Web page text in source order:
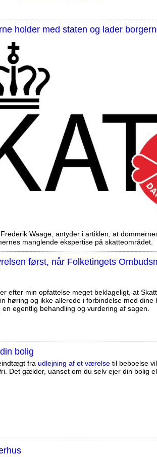
holder med staten og lader
Waage, antyder i artiklen, at
manglende ekspertise på skatteområdet.
først, når Folketingets
efter min opfattelse meget beklageligt, at
høring og ikke allerede i forbindelse med dine
en egentlig behandling og vurdering af sagen.
bolig
fra udlejning af et værelse til beboelse
Det gælder, uanset om du selv ejer din bolig